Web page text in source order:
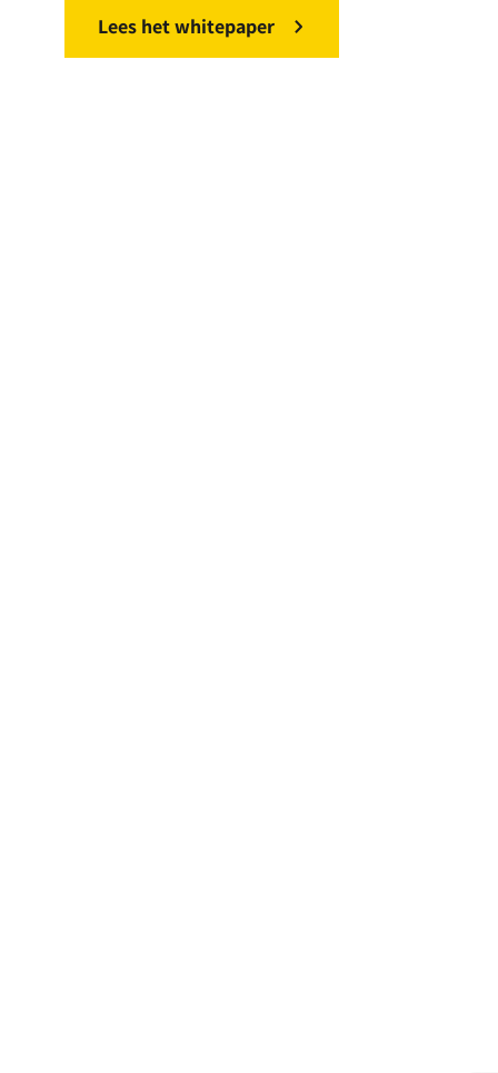
Lees het whitepaper